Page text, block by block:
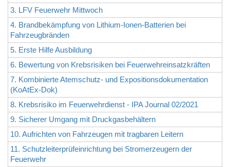
3. LFV Feuerwehr Mittwoch
4. Brandbekämpfung von Lithium-Ionen-Batterien bei
Fahrzeugbränden
5. Erste Hilfe Ausbildung
6. Bewertung von Krebsrisiken bei Feuerwehreinsatzkräften
7. Kombinierte Atemschutz- und Expositionsdokumentation
(KoAtEx-Dok)
8. Krebsrisiko im Feuerwehrdienst - IPA Journal 02/2021
9. Sicherer Umgang mit Druckgasbehältern
10. Aufrichten von Fahrzeugen mit tragbaren Leitern
11. Schutzleiterprüfeinrichtung bei Stromerzeugern der
Feuerwehr